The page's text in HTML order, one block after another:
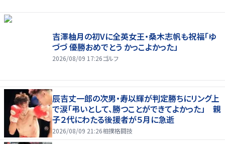
吉澤柚月の初Vに全英女王・桑木志帆も祝福「ゆ
づづ 優勝おめでとう かっこよかった」
2026/08/09 17:26ゴルフ
辰吉丈一郎の次男・寿以輝が判定勝ちにリング上
で涙「弔いとして、勝つことができてよかった」 親
子２代にわたる後援者が５月に急逝
2026/08/09 21:26相撲格闘技